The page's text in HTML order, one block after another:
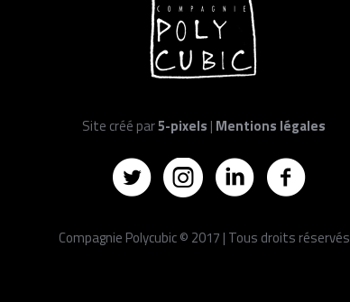
Site créé par5-pixels | Mentions légales
Compagnie Polycubic © 2017 | Tous droits réservés